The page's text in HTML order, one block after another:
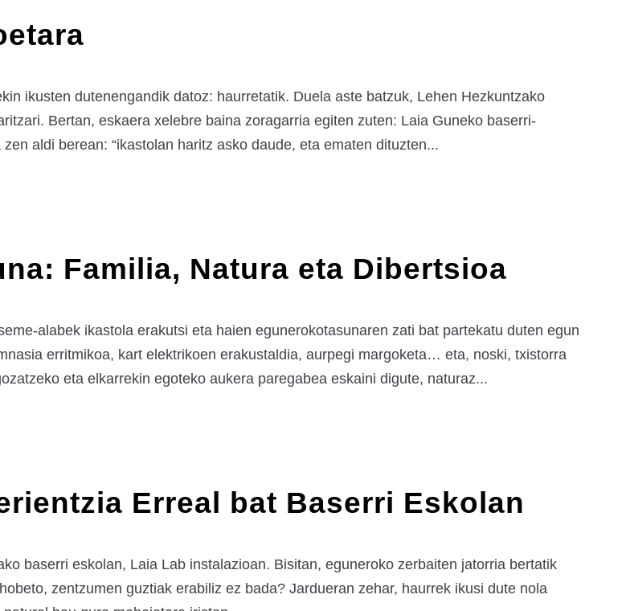
ikusten dutenengandik datoz: haurretatik. Duela aste batzuk, Lehen Hezkuntzako
Bertan, eskaera xelebre baina zoragarria egiten zuten: Laia Guneko baserri-
aldi berean: “ikastolan haritz asko daude, eta ematen dituzten...
Familia, Natura eta Dibertsioa
alabek ikastola erakutsi eta haien egunerokotasunaren zati bat partekatu duten egun
erritmikoa, kart elektrikoen erakustaldia, aurpegi margoketa… eta, noski, txistorra
eta elkarrekin egoteko aukera paregabea eskaini digute, naturaz...
Erreal bat Baserri Eskolan
baserri eskolan, Laia Lab instalazioan. Bisitan, eguneroko zerbaiten jatorria bertatik
zentzumen guztiak erabiliz ez bada? Jardueran zehar, haurrek ikusi dute nola